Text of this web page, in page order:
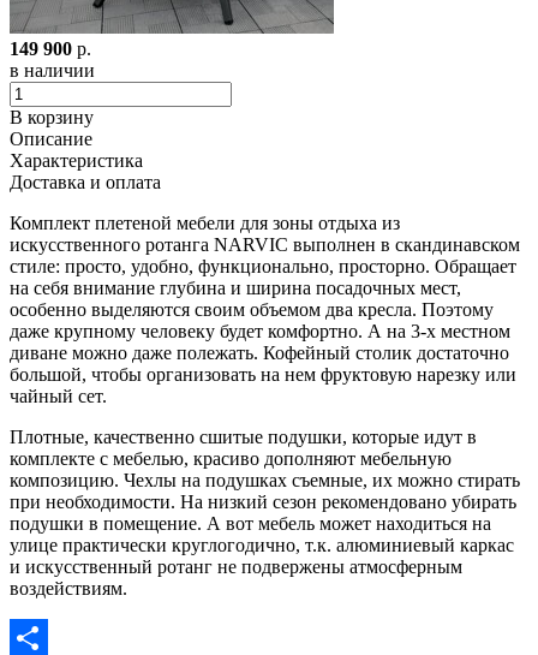
149 900 р.
в наличии
В корзину
Описание
Характеристика
Доставка и оплата
Комплект плетеной мебели для зоны отдыха из
искусственного ротанга NARVIC выполнен в скандинавском
стиле: просто, удобно, функционально, просторно. Обращает
на себя внимание глубина и ширина посадочных мест,
особенно выделяются своим объемом два кресла. Поэтому
даже крупному человеку будет комфортно. А на 3-х местном
диване можно даже полежать. Кофейный столик достаточно
большой, чтобы организовать на нем фруктовую нарезку или
чайный сет.
Плотные, качественно сшитые подушки, которые идут в
комплекте с мебелью, красиво дополняют мебельную
композицию. Чехлы на подушках съемные, их можно стирать
при необходимости. На низкий сезон рекомендовано убирать
подушки в помещение. А вот мебель может находиться на
улице практически круглогодично, т.к. алюминиевый каркас
и искусственный ротанг не подвержены атмосферным
воздействиям.